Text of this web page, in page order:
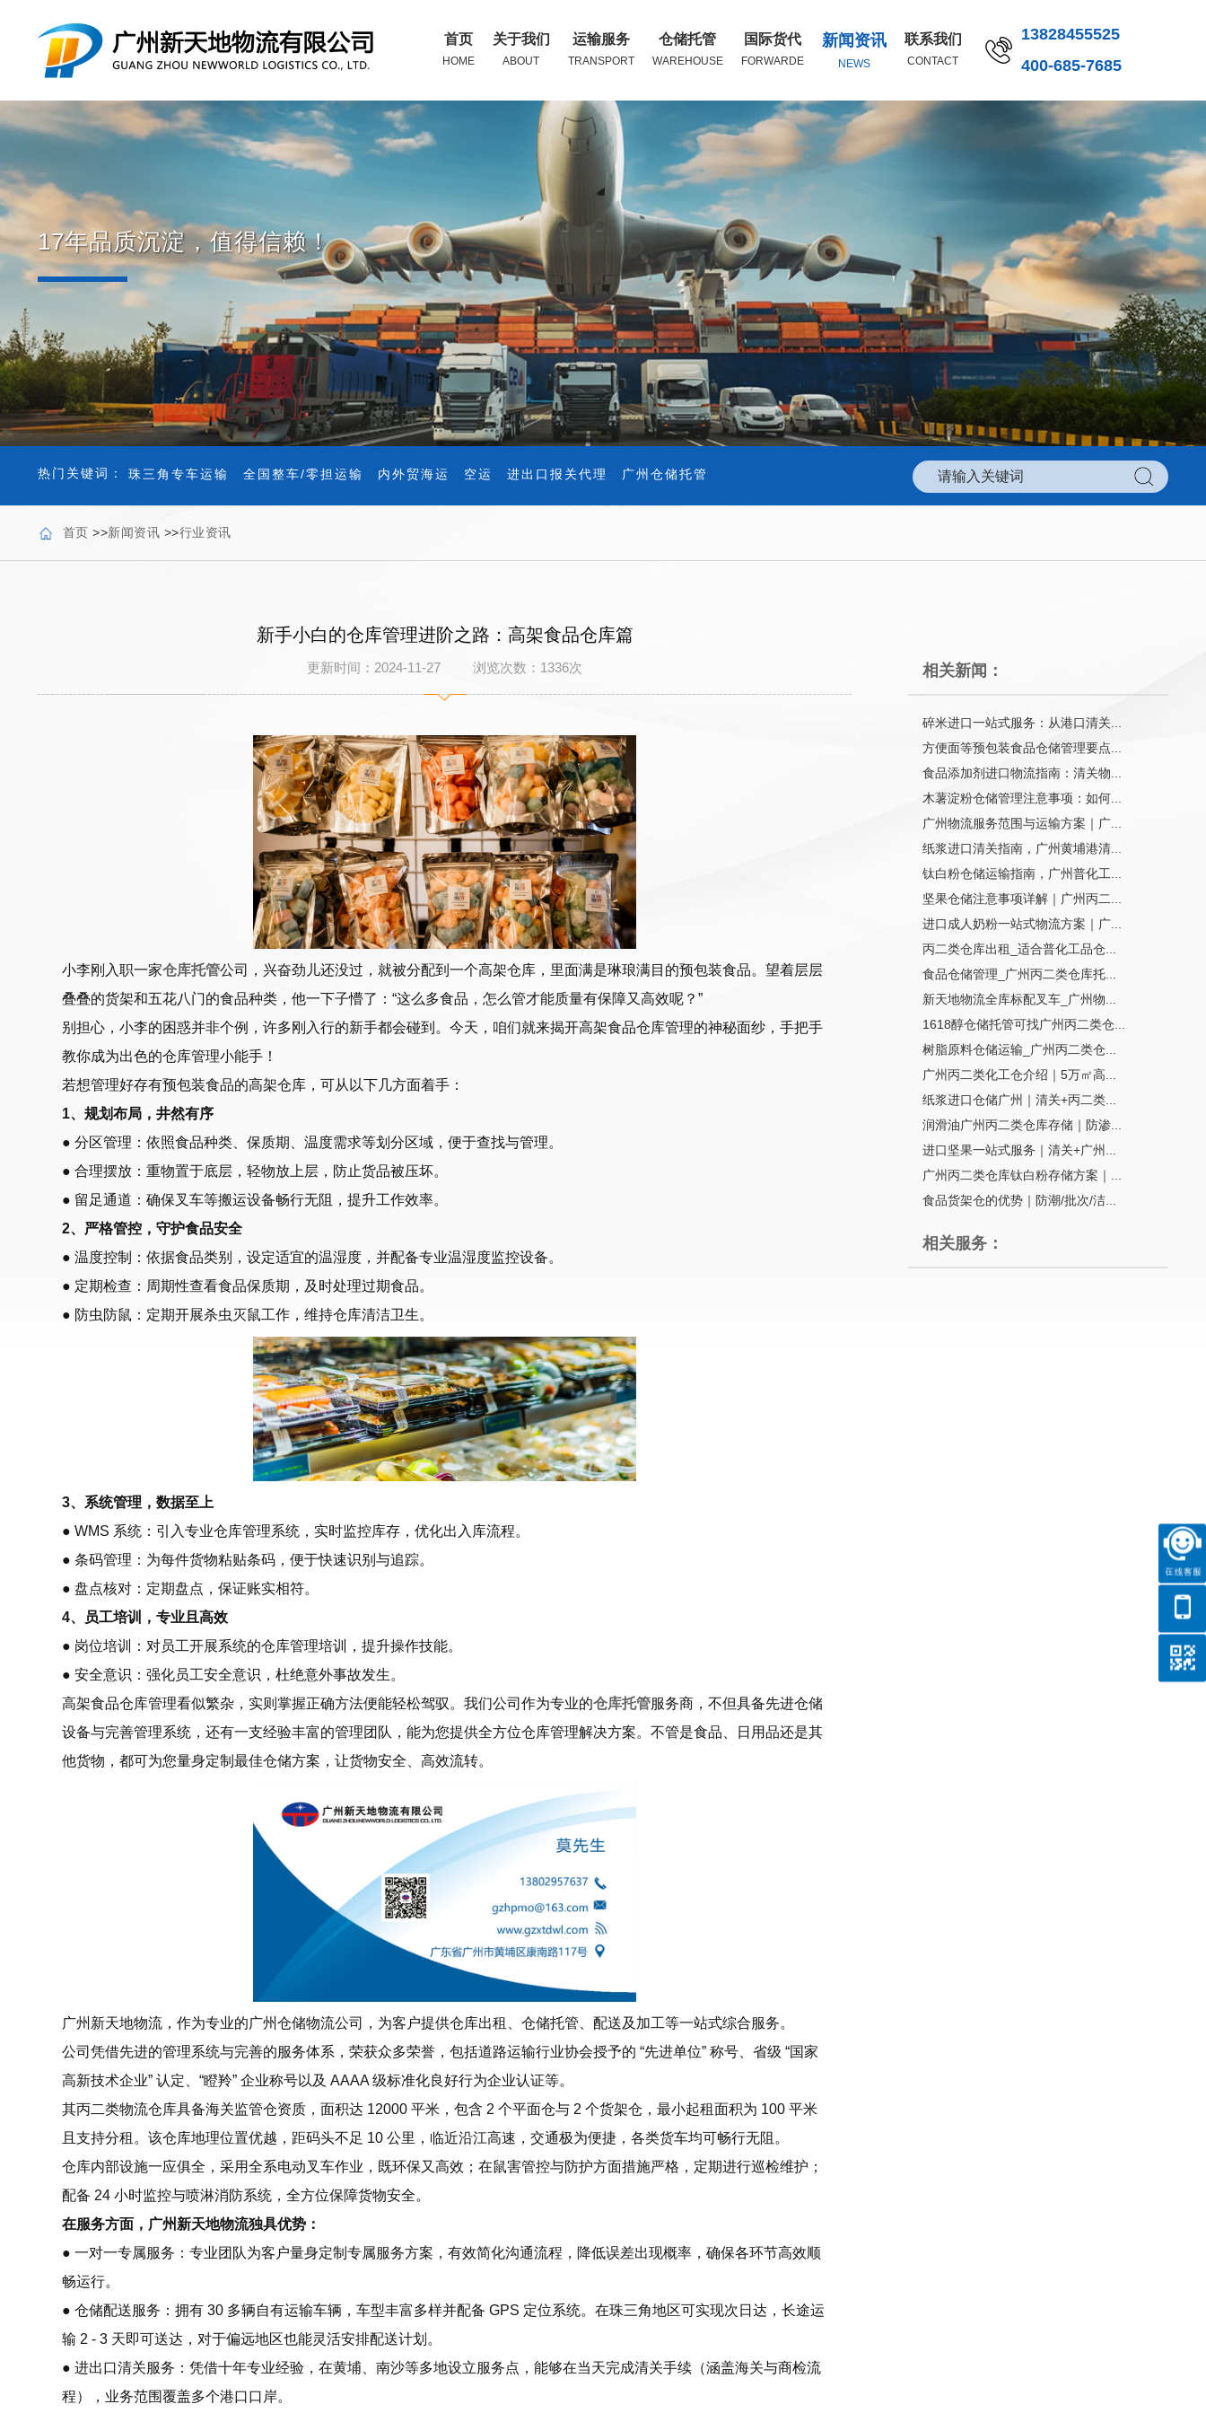
首页
HOME
关于我们
ABOUT
运输服务
TRANSPORT
仓储托管
WAREHOUSE
国际货代
FORWARDE
新闻资讯
NEWS
联系我们
CONTACT
13828455525
400-685-7685
17年品质沉淀，值得信赖！
热门关键词： 珠三角专车运输 全国整车/零担运输 内外贸海运 空运 进出口报关代理 广州仓储托管
首页 >>新闻资讯 >>行业资讯
新手小白的仓库管理进阶之路：高架食品仓库篇
更新时间：2024-11-27 浏览次数： 1336次
小李刚入职一家仓库托管公司，兴奋劲儿还没过，就被分配到一个高架仓库，里面满是琳琅满目的预包装食品。望着层层
叠叠的货架和五花八门的食品种类，他一下子懵了：“这么多食品，怎么管才能质量有保障又高效呢？”
别担心，小李的困惑并非个例，许多刚入行的新手都会碰到。今天，咱们就来揭开高架食品仓库管理的神秘面纱，手把手
教你成为出色的仓库管理小能手！
若想管理好存有预包装食品的高架仓库，可从以下几方面着手：
1、规划布局，井然有序
● 分区管理：依照食品种类、保质期、温度需求等划分区域，便于查找与管理。
● 合理摆放：重物置于底层，轻物放上层，防止货品被压坏。
● 留足通道：确保叉车等搬运设备畅行无阻，提升工作效率。
2、严格管控，守护食品安全
● 温度控制：依据食品类别，设定适宜的温湿度，并配备专业温湿度监控设备。
● 定期检查：周期性查看食品保质期，及时处理过期食品。
● 防虫防鼠：定期开展杀虫灭鼠工作，维持仓库清洁卫生。
3、系统管理，数据至上
● WMS 系统：引入专业仓库管理系统，实时监控库存，优化出入库流程。
● 条码管理：为每件货物粘贴条码，便于快速识别与追踪。
● 盘点核对：定期盘点，保证账实相符。
4、员工培训，专业且高效
● 岗位培训：对员工开展系统的仓库管理培训，提升操作技能。
● 安全意识：强化员工安全意识，杜绝意外事故发生。
高架食品仓库管理看似繁杂，实则掌握正确方法便能轻松驾驭。我们公司作为专业的仓库托管服务商，不但具备先进仓储
设备与完善管理系统，还有一支经验丰富的管理团队，能为您提供全方位仓库管理解决方案。不管是食品、日用品还是其
他货物，都可为您量身定制最佳仓储方案，让货物安全、高效流转。
广州新天地物流，作为专业的广州仓储物流公司，为客户提供仓库出租、仓储托管、配送及加工等一站式综合服务。
公司凭借先进的管理系统与完善的服务体系，荣获众多荣誉，包括道路运输行业协会授予的 “先进单位” 称号、省级 “国家
高新技术企业” 认定、“瞪羚” 企业称号以及 AAAA 级标准化良好行为企业认证等。
其丙二类物流仓库具备海关监管仓资质，面积达 12000 平米，包含 2 个平面仓与 2 个货架仓，最小起租面积为 100 平米
且支持分租。该仓库地理位置优越，距码头不足 10 公里，临近沿江高速，交通极为便捷，各类货车均可畅行无阻。
仓库内部设施一应俱全，采用全系电动叉车作业，既环保又高效；在鼠害管控与防护方面措施严格，定期进行巡检维护；
配备 24 小时监控与喷淋消防系统，全方位保障货物安全。
在服务方面，广州新天地物流独具优势：
● 一对一专属服务：专业团队为客户量身定制专属服务方案，有效简化沟通流程，降低误差出现概率，确保各环节高效顺
畅运行。
● 仓储配送服务：拥有 30 多辆自有运输车辆，车型丰富多样并配备 GPS 定位系统。在珠三角地区可实现次日达，长途运
输 2 - 3 天即可送达，对于偏远地区也能灵活安排配送计划。
● 进出口清关服务：凭借十年专业经验，在黄埔、南沙等多地设立服务点，能够在当天完成清关手续（涵盖海关与商检流
程），业务范围覆盖多个港口口岸。
相关新闻：
碎米进口一站式服务：从港口清关...
方便面等预包装食品仓储管理要点...
食品添加剂进口物流指南：清关物...
木薯淀粉仓储管理注意事项：如何...
广州物流服务范围与运输方案｜广...
纸浆进口清关指南，广州黄埔港清...
钛白粉仓储运输指南，广州普化工...
坚果仓储注意事项详解｜广州丙二...
进口成人奶粉一站式物流方案｜广...
丙二类仓库出租_适合普化工品仓...
食品仓储管理_广州丙二类仓库托...
新天地物流全库标配叉车_广州物...
1618醇仓储托管可找广州丙二类仓...
树脂原料仓储运输_广州丙二类仓...
广州丙二类化工仓介绍｜5万㎡高...
纸浆进口仓储广州｜清关+丙二类...
润滑油广州丙二类仓库存储｜防渗...
进口坚果一站式服务｜清关+广州...
广州丙二类仓库钛白粉存储方案｜...
食品货架仓的优势｜防潮/批次/洁...
相关服务：